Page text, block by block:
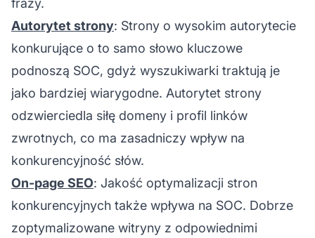
frazy.
Autorytet strony: Strony o wysokim autorytecie
konkurujące o to samo słowo kluczowe
podnoszą SOC, gdyż wyszukiwarki traktują je
jako bardziej wiarygodne. Autorytet strony
odzwierciedla siłę domeny i profil linków
zwrotnych, co ma zasadniczy wpływ na
konkurencyjność słów.
On-page SEO: Jakość optymalizacji stron
konkurencyjnych także wpływa na SOC. Dobrze
zoptymalizowane witryny z odpowiednimi